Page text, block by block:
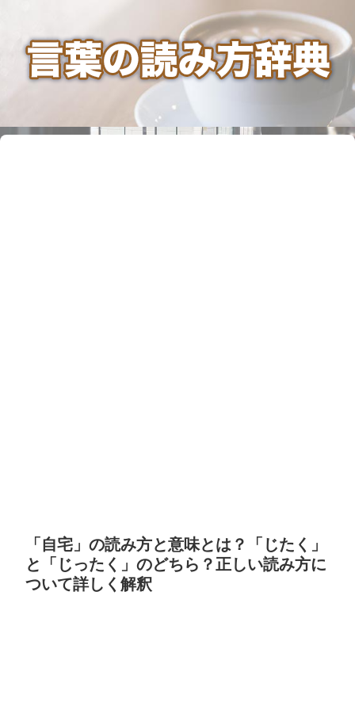
「自宅」の読み方と意味とは？「じたく」
と「じったく」のどちら？正しい読み方に
ついて詳しく解釈